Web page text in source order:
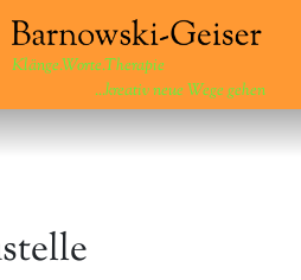
Klänge.Worte.Therapie
...kreativ neue Wege gehen